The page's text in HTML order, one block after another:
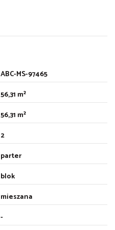
ABC-MS-97465
56,31 m²
56,31 m²
2
parter
blok
mieszana
-